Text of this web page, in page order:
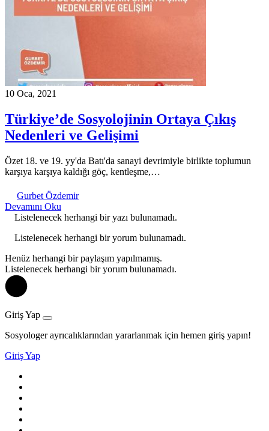
10 Oca, 2021
Türkiye’de Sosyolojinin Ortaya Çıkış
Nedenleri ve Gelişimi
Özet 18. ve 19. yy'da Batı'da sanayi devrimiyle birlikte toplumun
karşıya karşıya kaldığı göç, kentleşme,…
Gurbet Özdemir
Devamını Oku
Listelenecek herhangi bir yazı bulunamadı.
Listelenecek herhangi bir yorum bulunamadı.
Henüz herhangi bir paylaşım yapılmamış.
Listelenecek herhangi bir yorum bulunamadı.
Giriş Yap
Sosyologer ayrıcalıklarından yararlanmak için hemen giriş yapın!
Giriş Yap